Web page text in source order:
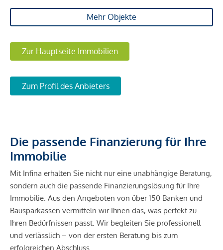
Mehr Objekte
Zur Hauptseite Immobilien
Zum Profil des Anbieters
Die passende Finanzierung für Ihre
Immobilie
Mit Infina erhalten Sie nicht nur eine unabhängige Beratung,
sondern auch die passende Finanzierungslösung für Ihre
Immobilie. Aus den Angeboten von über 150 Banken und
Bausparkassen vermitteln wir Ihnen das, was perfekt zu
Ihren Bedürfnissen passt. Wir begleiten Sie professionell
und verlässlich – von der ersten Beratung bis zum
erfolgreichen Abschluss.